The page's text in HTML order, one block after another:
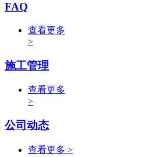
FAQ
查看更多
>
施工管理
查看更多
>
公司动态
查看更多 >